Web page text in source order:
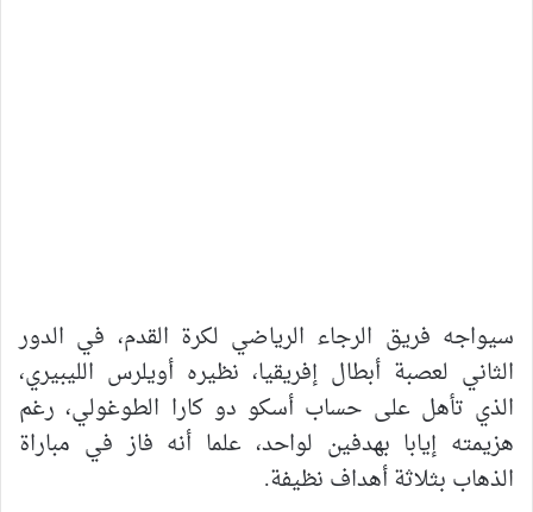
سيواجه فريق الرجاء الرياضي لكرة القدم، في الدور
الثاني لعصبة أبطال إفريقيا، نظيره أويلرس الليبيري،
الذي تأهل على حساب أسكو دو كارا الطوغولي، رغم
هزيمته إيابا بهدفين لواحد، علما أنه فاز في مباراة
الذهاب بثلاثة أهداف نظيفة.